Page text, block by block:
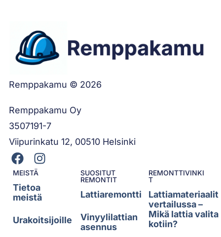
Remppakamu © 2026
Remppakamu Oy
3507191-7
Viipurinkatu 12, 00510 Helsinki
MEISTÄ
Tietoa
meistä
Urakoitsijoille
SUOSITUT
REMONTIT
Lattiaremontti
Vinyylilattian
asennus
REMONTTIVINKI
T
Lattiamateriaalit
vertailussa –
Mikä lattia valita
kotiin?